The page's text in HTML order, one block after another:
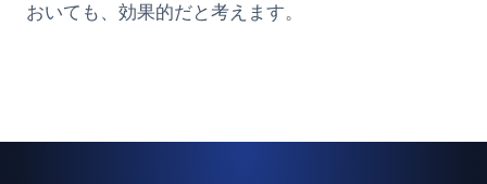
おいても、効果的だと考えます。